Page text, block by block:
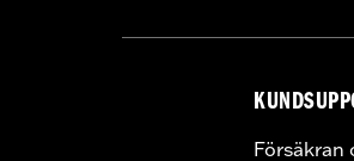
Försäkran